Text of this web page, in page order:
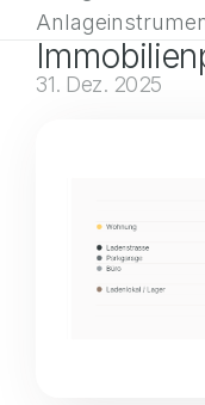
31. Dez. 2025